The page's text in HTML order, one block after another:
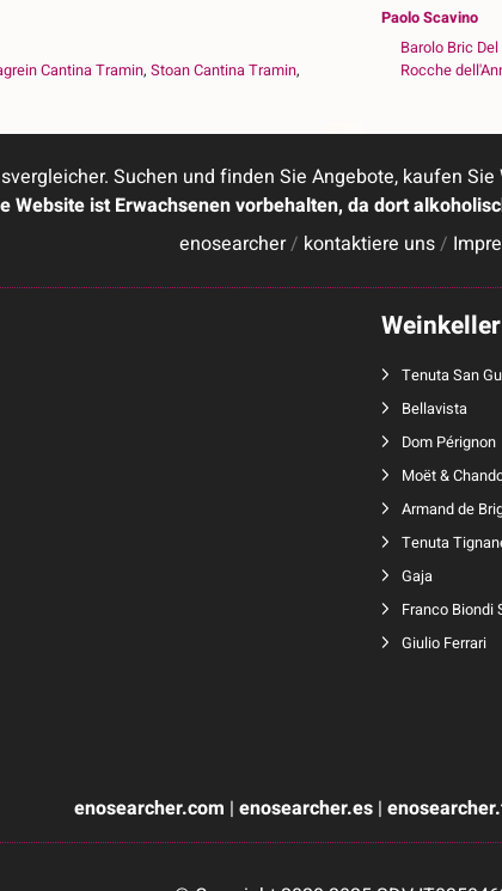
Cantina Tramin, Stoan Cantina Tramin,
Paolo Scavino
Barolo Bric
Rocche
Suchen und finden Sie Angebote, kaufen
Website ist Erwachsenen vorbehalten, da dort
enosearcher/ kontaktiere uns/
Weinkeller
Tenuta San
Bellavista
Dom Pérignon
Moët &
Armand de
Tenuta
Gaja
Franco Biondi
Giulio Ferrari
enosearcher.com | enosearcher.es|